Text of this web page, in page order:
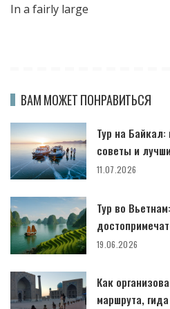
In a fairly large
ВАМ МОЖЕТ ПОНРАВИТЬСЯ
Тур на
советы и
11.07.2026
Тур во
19.06.2026
Как
маршрута,